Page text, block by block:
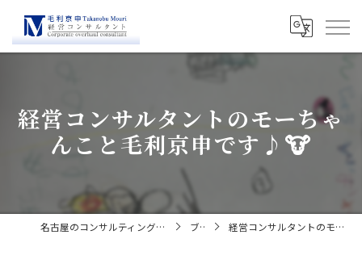
経営コンサルタントのモーちゃ
んこと毛利京申です♪🐮
名古屋のコンサルティングなら経営コンサルタント毛利京申 ブログ 経営コンサルタントのモーちゃんこと毛利京申です♪🐮